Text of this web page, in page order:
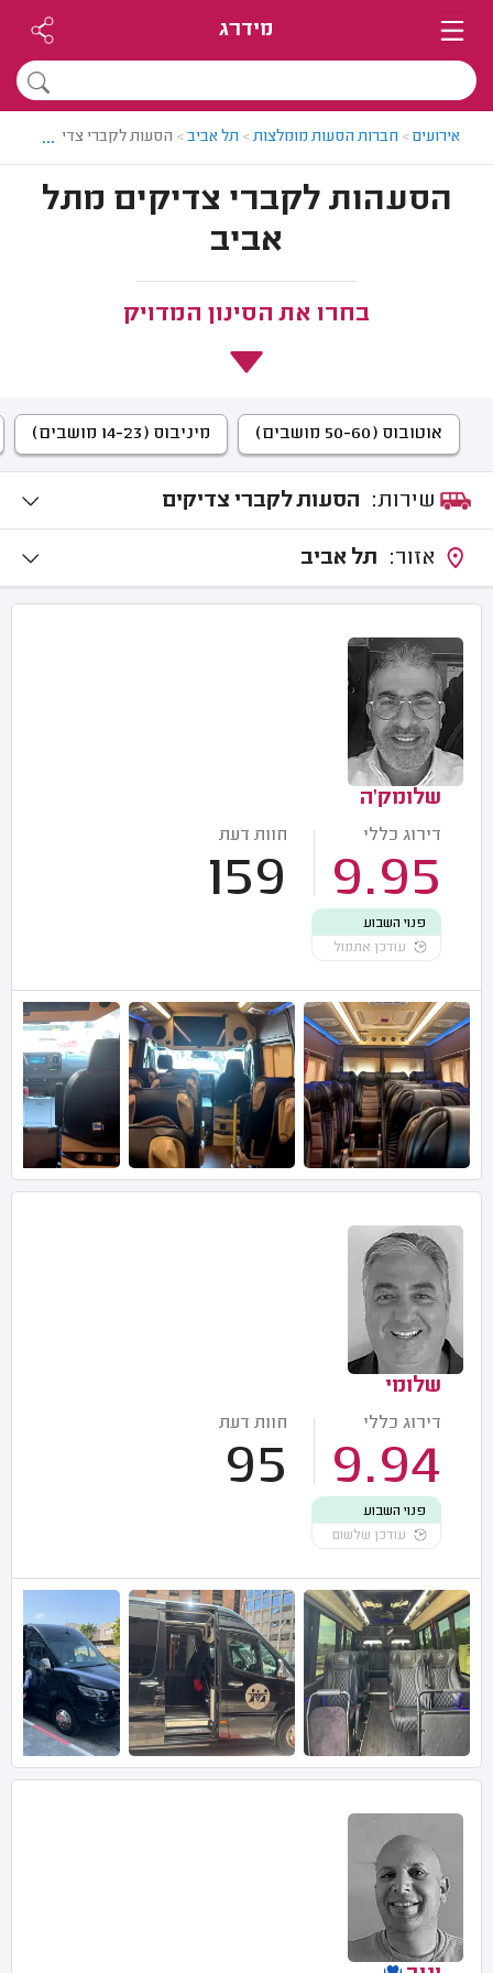
מידרג
אירועים> חברות הסעות מומלצות> תל אביב> הסעות לקברי צדיקים בתל
...
הסעהות לקברי צדיקים מתל
אביב
בחרו את הסינון המדויק
אוטובוס (50-60 מושבים) מיניבוס (14-23 מושבים)
הסעות לקברי צדיקים
תל אביב
שלומק'ה
דירוג כללי
9.95
חוות דעת
159
פנוי השבוע
עודכן אתמול
שלומי
דירוג כללי
9.94
חוות דעת
95
פנוי השבוע
עודכן שלשום